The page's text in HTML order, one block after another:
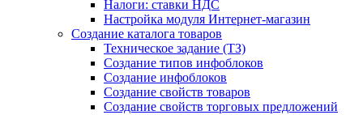
Налоги: ставки НДС
Настройка модуля Интернет-магазин
Создание каталога товаров
Техническое задание (ТЗ)
Создание типов инфоблоков
Создание инфоблоков
Создание свойств товаров
Создание свойств торговых предложений